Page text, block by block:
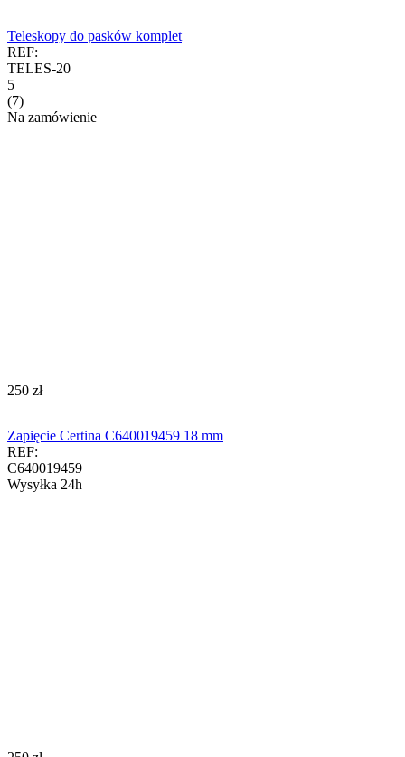
Teleskopy do pasków komplet
REF:
TELES-20
5
(7)
Na zamówienie
‍250‍ zł
Zapięcie Certina C640019459 18 mm
REF:
C640019459
Wysyłka 24h